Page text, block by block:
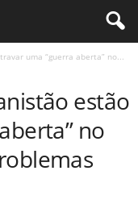
uma “guerra aberta” no...
estão
no